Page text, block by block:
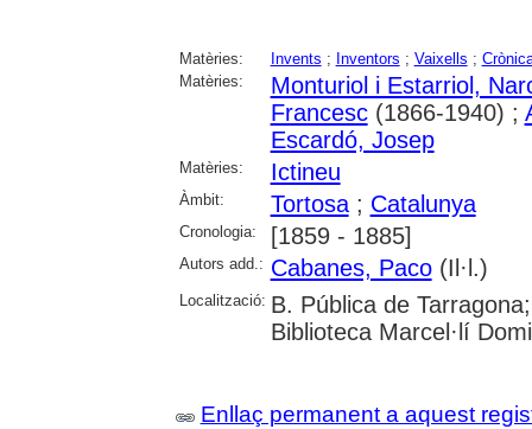
Matèries: Invents ; Inventors ; Vaixells ;
Matèries:
Monturiol i Estarriol,
Francesc(1866-1940) ;
Escardó, Josep
Matèries: Ictineu
Àmbit: Tortosa; Catalunya
Cronologia: [1859 - 1885]
Autors add.: Cabanes, Paco(Il·l.)
Localització: B. Pública de
Biblioteca Marcel·lí
Enllaç permanent a aquest